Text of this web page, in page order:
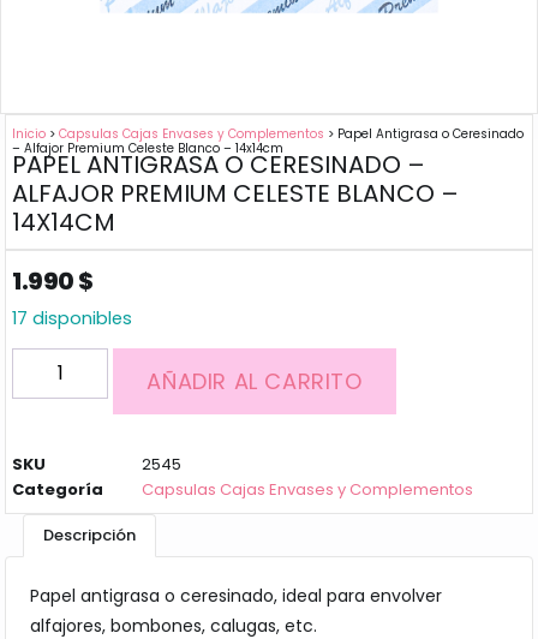
Inicio >Capsulas Cajas Envases y Complementos > Papel Antigrasa o Ceresinado
– Alfajor Premium Celeste Blanco – 14x14cm
PAPEL ANTIGRASA O CERESINADO –
ALFAJOR PREMIUM CELESTE BLANCO –
14X14CM
1.990$
17 disponibles
AÑADIR AL CARRITO
SKU
2545
Categoría
Capsulas Cajas Envases y Complementos
Descripción
Papel antigrasa o ceresinado, ideal para envolver
alfajores, bombones, calugas, etc.